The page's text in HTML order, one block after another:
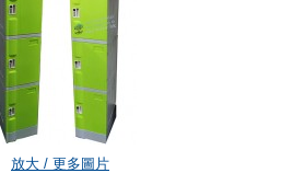
放大 / 更多圖片